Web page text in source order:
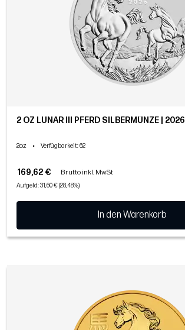
2 OZ LUNAR III PFERD SILBERMÜNZE | 2026
2oz • Verfügbarkeit: 62
169,62 € Brutto inkl. MwSt
Aufgeld: 31,60 € (28,48%)
In den Warenkorb